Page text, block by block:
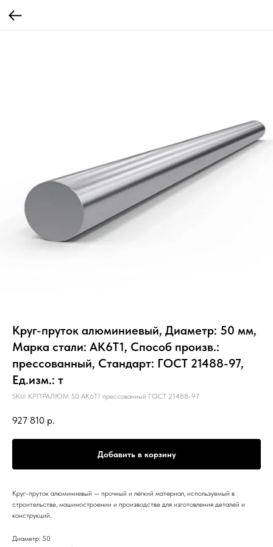
Круг-пруток алюминиевый, Диаметр: 50 мм,
Марка стали: АК6Т1, Способ произв.:
прессованный, Стандарт: ГОСТ 21488-97,
Ед.изм.: т
SKU: КРПРАЛЮМ 50 АК6Т1 прессованный ГОСТ 21488-97
927 810 р.
Добавить в корзину
Круг-пруток алюминиевый — прочный и лёгкий материал, используемый в
строительстве, машиностроении и производстве для изготовления деталей и
конструкций.
Диаметр: 50